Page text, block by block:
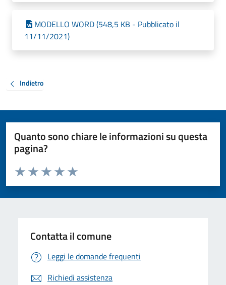
MODELLO WORD (548,5 KB - Pubblicato il
11/11/2021)
Indietro
Quanto sono chiare le informazioni su questa
pagina?
Valuta da 1 a 5 stelle la pagina
Valuta 5 stelle su 5
Valuta 4 stelle su 5
Valuta 3 stelle su 5
Valuta 2 stelle su 5
Valuta 1 stelle su 5
Contatta il comune
Leggi le domande frequenti
Richiedi assistenza